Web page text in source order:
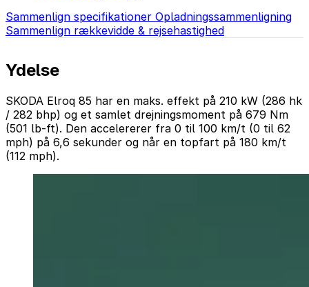
Sammenlign specifikationer Opladningssammenligning
Sammenlign rækkevidde & rejsehastighed
Ydelse
SKODA Elroq 85 har en maks. effekt på 210 kW (286 hk
/ 282 bhp) og et samlet drejningsmoment på 679 Nm
(501 lb-ft). Den accelererer fra 0 til 100 km/t (0 til 62
mph) på 6,6 sekunder og når en topfart på 180 km/t
(112 mph).